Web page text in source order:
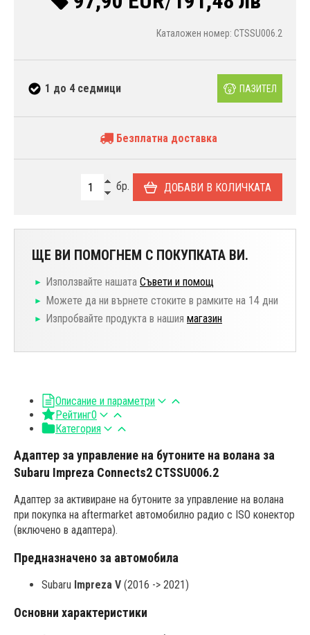
Каталожен номер: CTSSU006.2
1 до 4 седмици ПАЗИТЕЛ
Безплатна доставка
бр. ДОБАВИ В КОЛИЧКАТА
ЩЕ ВИ ПОМОГНЕМ С ПОКУПКАТА ВИ.
Използвайте нашата Съвети и помощ
Можете да ни върнете стоките в рамките на 14 дни
Изпробвайте продукта в нашия магазин
Описание и параметри
Рейтинг0
Категория
Адаптер за управление на бутоните на волана за
Subaru Impreza Connects2 CTSSU006.2
Адаптер за активиране на бутоните за управление на волана
при покупка на aftermarket автомобилно радио с ISO конектор
(включено в адаптера).
Предназначено за автомобила
Subaru Impreza V (2016 -> 2021)
Основни характеристики